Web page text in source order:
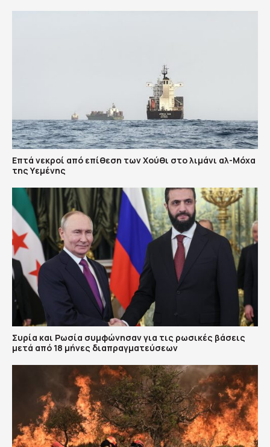
Επτά νεκροί από επίθεση των Χούθι στο λιμάνι αλ-Μόχα
της Υεμένης
Συρία και Ρωσία συμφώνησαν για τις ρωσικές βάσεις
μετά από 18 μήνες διαπραγματεύσεων